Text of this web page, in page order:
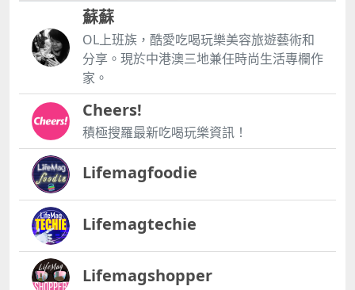
蘇蘇
OL上班族，酷愛吃喝玩樂美容旅遊藝術和
分享。現於中港澳三地兼任時尚生活專欄作
家。
Cheers!
積極搜羅最新吃喝玩樂資訊！
Lifemagfoodie
Lifemagtechie
Lifemagshopper